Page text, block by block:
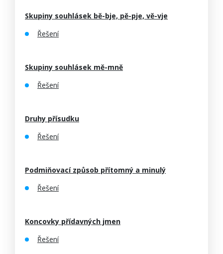
Skupiny souhlásek bě-bje, pě-pje, vě-vje
Řešení
Skupiny souhlásek mě-mně
Řešení
Druhy přísudku
Řešení
Podmiňovací způsob přítomný a minulý
Řešení
Koncovky přídavných jmen
Řešení